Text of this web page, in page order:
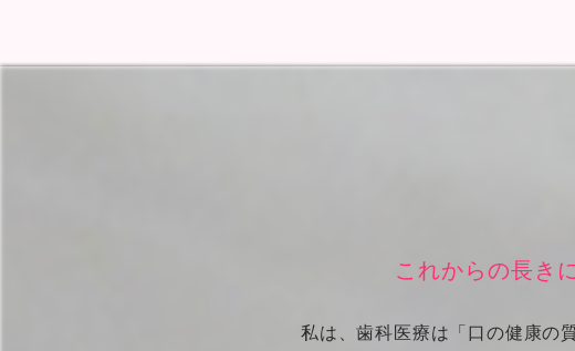
これからの長き
私は、歯科医療は「口の健康の